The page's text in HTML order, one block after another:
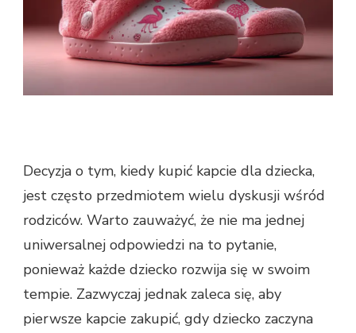
Decyzja o tym, kiedy kupić kapcie dla dziecka,
jest często przedmiotem wielu dyskusji wśród
rodziców. Warto zauważyć, że nie ma jednej
uniwersalnej odpowiedzi na to pytanie,
ponieważ każde dziecko rozwija się w swoim
tempie. Zazwyczaj jednak zaleca się, aby
pierwsze kapcie zakupić, gdy dziecko zaczyna